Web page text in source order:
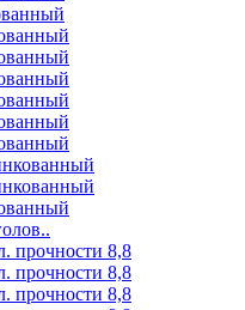
прочности 8,8
прочности 8,8
прочности 8,8